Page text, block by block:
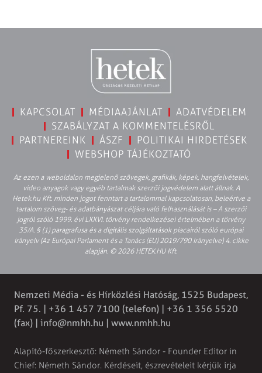
KAPCSOLAT MÉDIAAJÁNLAT
ADATVÉDELEM
SZABÁLYZAT A KOMMENTELÉSRŐL
PARTNEREINK
ÁSZF
POLITIKAI HIRDETÉSEK
WEBSHOP TÁJÉKOZTATÓ
Az ezen a weboldalon megjelenő szövegek, grafikák, képek, hangfelvételek,
video anyagok vagy egyéb tartalmak szerzői jogvédelem alatt állnak. A
Hetek.hu Kft. minden jogot fenntart a tartalommal kapcsolatosan, beleértve a
tartalom szöveg- és adatbányászat céljára való felhasználását is – A szerzői
jogról szóló 1999. évi LXXVI. törvény rendelkezései értelmében a törvény
35/A. § (1) paragrafusa és a digitális szolgáltatások piacairól szóló európai
irányelv (Az Európai Parlament és a Tanács (EU) 2019/790 Irányelve) 4. cikke
alapján. © 2026 HETEK.HU Kft.
Nemzeti Média - és Hírközlési Hatóság, 1525 Budapest,
Pf. 75. | +36 1 457 7100 (telefon) | +36 1 356 5520
(fax) | info@nmhh.hu | www.nmhh.hu
Alapító-főszerkesztő: Németh Sándor - Founder Editor in
Chief: Németh Sándor. Kérdéseit, észrevételeit kérjük írja